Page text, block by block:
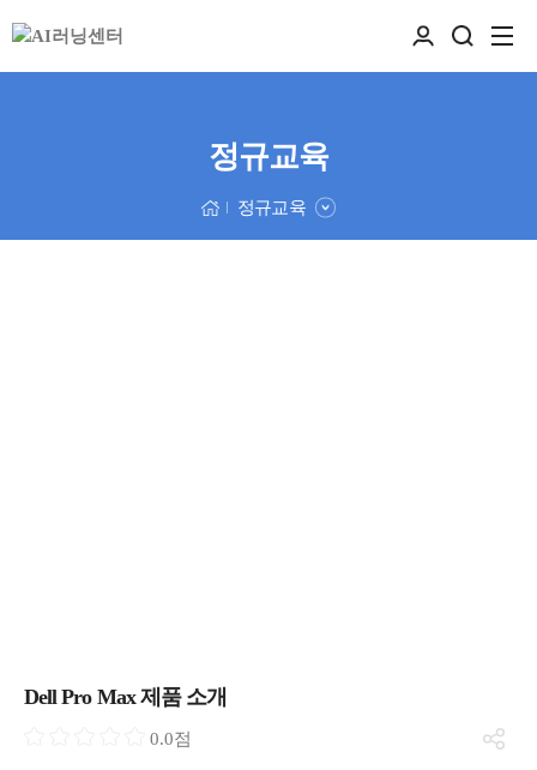
정규교육
정규교육
Dell Pro Max 제품 소개
0.0점